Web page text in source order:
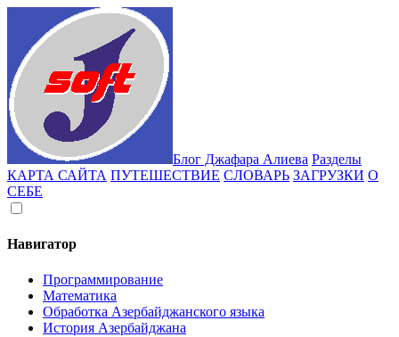
Блог Джафара Алиева Разделы
КАРТА САЙТА ПУТЕШЕСТВИЕ СЛОВАРЬ ЗАГРУЗКИ О
СЕБЕ
Навигатор
Программирование
Математика
Обработка Азербайджанского языка
История Азербайджана